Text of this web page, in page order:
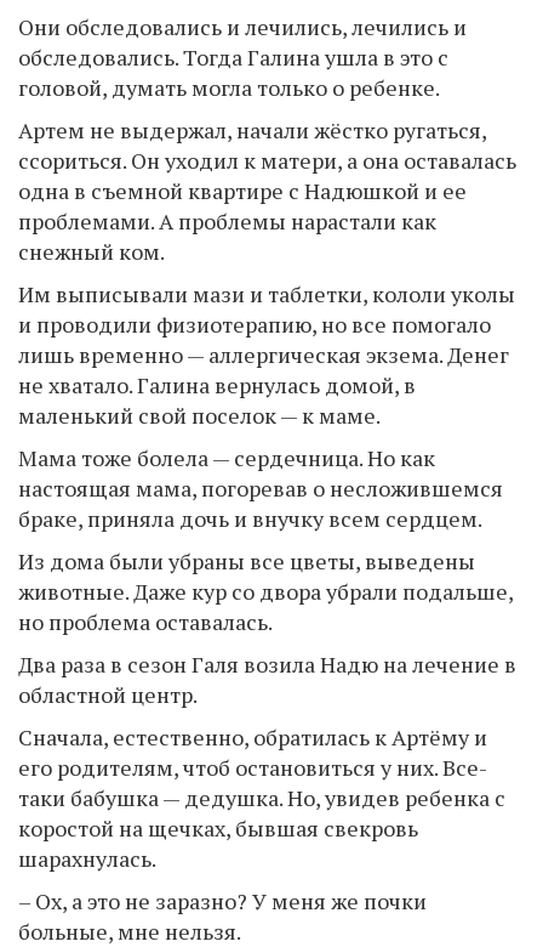
Они обследовались и лечились, лечились и
обследовались. Тогда Галина ушла в это с
головой, думать могла только о ребенке.
Артем не выдержал, начали жёстко ругаться,
ссориться. Он уходил к матери, а она оставалась
одна в съемной квартире с Надюшкой и ее
проблемами. А проблемы нарастали как
снежный ком.
Им выписывали мази и таблетки, кололи уколы
и проводили физиотерапию, но все помогало
лишь временно — аллергическая экзема. Денег
не хватало. Галина вернулась домой, в
маленький свой поселок — к маме.
Мама тоже болела — сердечница. Но как
настоящая мама, погоревав о несложившемся
браке, приняла дочь и внучку всем сердцем.
Из дома были убраны все цветы, выведены
животные. Даже кур со двора убрали подальше,
но проблема оставалась.
Два раза в сезон Галя возила Надю на лечение в
областной центр.
Сначала, естественно, обратилась к Артёму и
его родителям, чтоб остановиться у них. Все-
таки бабушка — дедушка. Но, увидев ребенка с
коростой на щечках, бывшая свекровь
шарахнулась.
– Ох, а это не заразно? У меня же почки
больные, мне нельзя.